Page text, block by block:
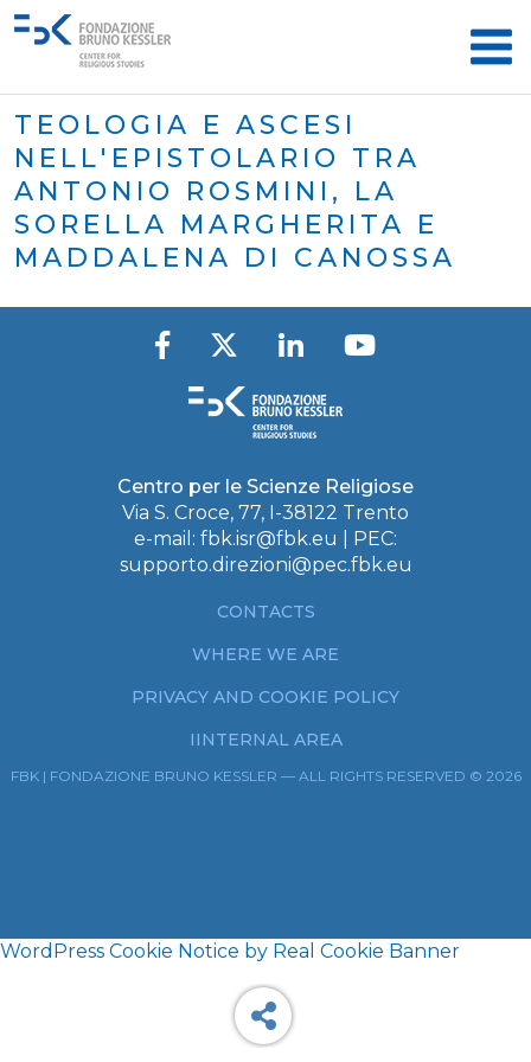
TEOLOGIA E ASCESI
NELL'EPISTOLARIO TRA
ANTONIO ROSMINI, LA
SORELLA MARGHERITA E
MADDALENA DI CANOSSA
Centro per le Scienze Religiose
Via S. Croce, 77, I-38122 Trento
e-mail: fbk.isr@fbk.eu
| PEC:
supporto.direzioni@pec.fbk.eu
CONTACTS
WHERE WE ARE
PRIVACY AND COOKIE POLICY
IINTERNAL AREA
FBK | FONDAZIONE BRUNO KESSLER — ALL RIGHTS RESERVED © 2026
WordPress Cookie Notice by Real Cookie Banner